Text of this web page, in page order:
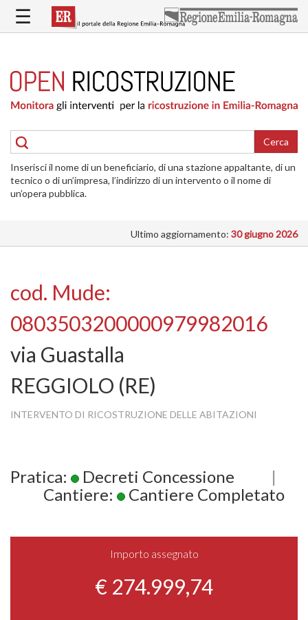
contenuto
RICOSTRUZIONE
PUBBLICA
DELLE
ABITAZIONI
RICOSTRUZIONE
ATTIVITÀ
INTERVENTI
SI
☰
Cerca
Inserisci il nome di un beneficiario, di una stazione appaltante, di un
tecnico o di un’impresa, l’indirizzo di un intervento o il nome di
un’opera pubblica.
Ultimo aggiornamento: 30 giugno 2026
cod. Mude:
0803503200000979982016
via Guastalla
REGGIOLO (RE)
INTERVENTO DI RICOSTRUZIONE DELLE ABITAZIONI
Pratica: Decreti Concessione
|
Cantiere:
Cantiere Completato
Importo assegnato
€ 274.999,74